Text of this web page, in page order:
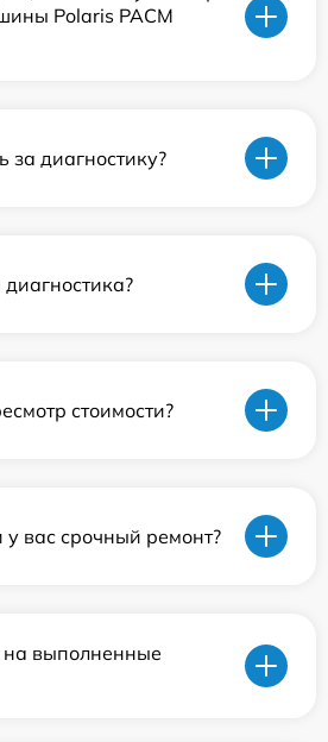
Polaris PACM
за диагностику?
стоимости?
вас срочный ремонт?
на выполненные